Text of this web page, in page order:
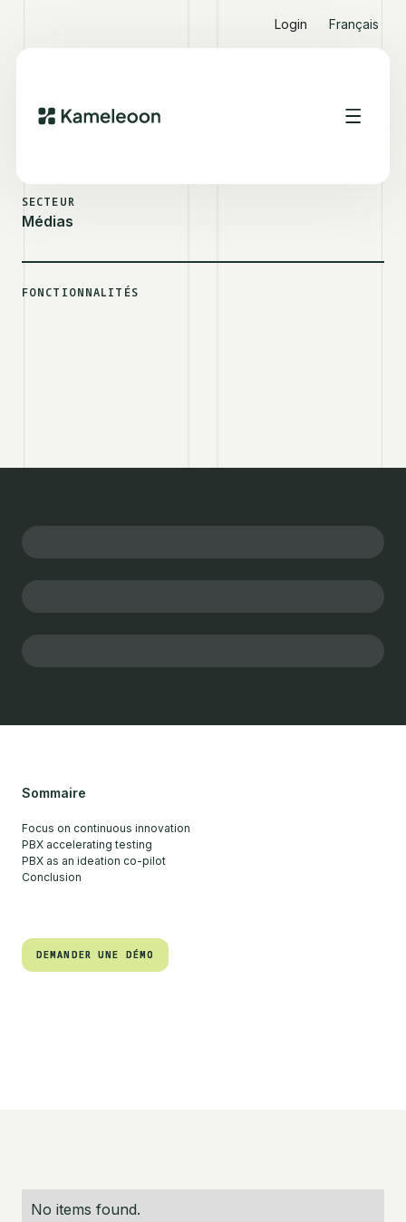
Login Français
VOIR D'AUTRES SUCCESS STORIES
SECTEUR
Médias
FONCTIONNALITÉS
Sommaire
Focus on continuous innovation
PBX accelerating testing
PBX as an ideation co-pilot
Conclusion
DEMANDER UNE DÉMO
DEMANDER UNE DÉMO
No items found.